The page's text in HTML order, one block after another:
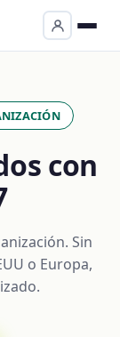
con
Sin
o Europa,